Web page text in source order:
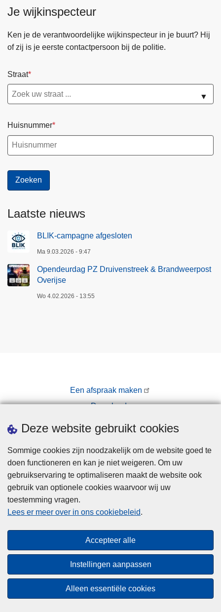
Deze website gebruikt cookies
Sommige cookies zijn noodzakelijk om de website goed te
doen functioneren en kan je niet weigeren. Om uw
gebruikservaring te optimaliseren maakt de website ook
gebruik van optionele cookies waarvoor wij uw
toestemming vragen.
Lees er meer over in ons cookiebeleid.
Accepteer alle
Instellingen aanpassen
Alleen essentiële cookies
Je wijkinspecteur
Ken je de verantwoordelijke wijkinspecteur in je buurt? Hij
of zij is je eerste contactpersoon bij de politie.
Straat
▼
Huisnummer
Laatste nieuws
BLIK-campagne afgesloten
Ma 9.03.2026 - 9:47
Opendeurdag PZ Druivenstreek & Brandweerpost
Overijse
Wo 4.02.2026 - 13:55
Een afspraak maken
Downloads
Privacy
Cookies
Toegankelijkheid
© 2026 Politie.be